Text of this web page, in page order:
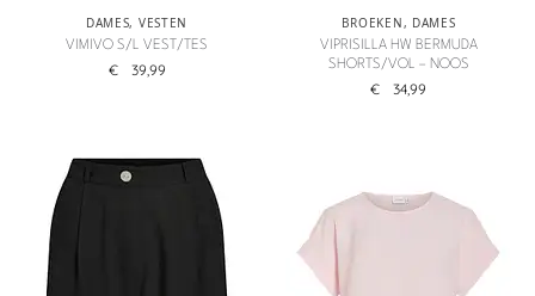
DAMES, VESTEN
VIMIVO S/L VEST/TES
€ 39,99
BROEKEN, DAMES
VIPRISILLA HW BERMUDA
SHORTS/VOL – NOOS
€ 34,99